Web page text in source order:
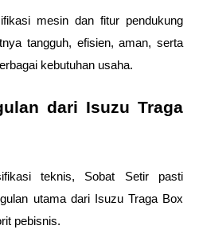
mesin dan fitur pendukung
tangguh, efisien, aman, serta
kebutuhan usaha.
dari Isuzu Traga
teknis, Sobat Setir pasti
utama dari Isuzu Traga Box
pebisnis.